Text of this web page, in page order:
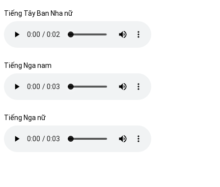
Tiếng Tây Ban Nha nữ
Tiếng Nga nam
Tiếng Nga nữ